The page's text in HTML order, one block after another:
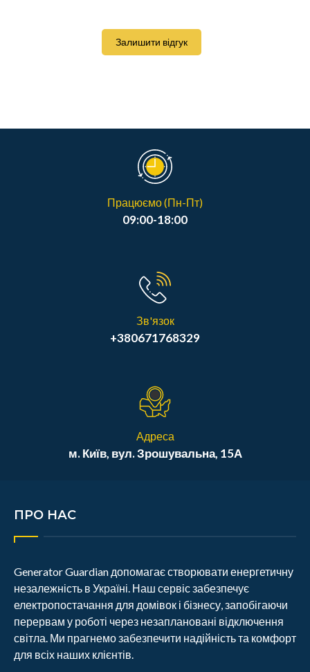
Залишити відгук
Працюємо (Пн-Пт)
09:00-18:00
Зв'язок
+380671768329
Адреса
м. Київ, вул. Зрошувальна, 15А
ПРО НАС
Generator Guardian допомагає створювати енергетичну
незалежність в Україні. Наш сервіс забезпечує
електропостачання для домівок і бізнесу, запобігаючи
перервам у роботі через незаплановані відключення
світла. Ми прагнемо забезпечити надійність та комфорт
для всіх наших клієнтів.